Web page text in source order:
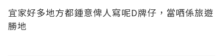
宜家好多地方都鍾意俾人寫呢D牌仔，當哂係旅遊
勝地